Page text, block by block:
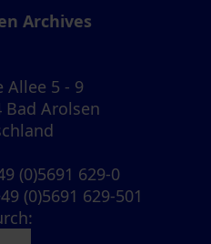
Archives
Allee 5 - 9
Bad Arolsen
(0)5691 629-0
(0)5691 629-501